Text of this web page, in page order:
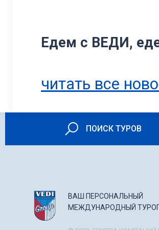
Едем с ВЕДИ,
читать все
ПОИСК ТУРОВ
ВАШ ПЕРСОНАЛЬНЫЙ
МЕЖДУНАРОДНЫЙ